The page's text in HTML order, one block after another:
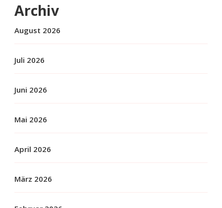
Archiv
August 2026
Juli 2026
Juni 2026
Mai 2026
April 2026
März 2026